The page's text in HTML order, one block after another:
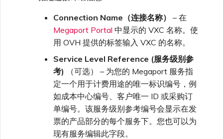
Connection Name（连接名称）
– 在
Megaport Portal 中显示的 VXC 名称。使
用 OVH 提供的标签输入 VXC 的名称。
Service Level Reference (服务级别参
考) （可选） – 为您的 Megaport 服务指
定一个用于计费用途的唯一标识编号，例
如成本中心编号、客户唯一 ID 或采购订
单编号。该服务级别参考编号会显示在发
票的产品部分的每个服务下。您也可以为
现有服务编辑此字段。